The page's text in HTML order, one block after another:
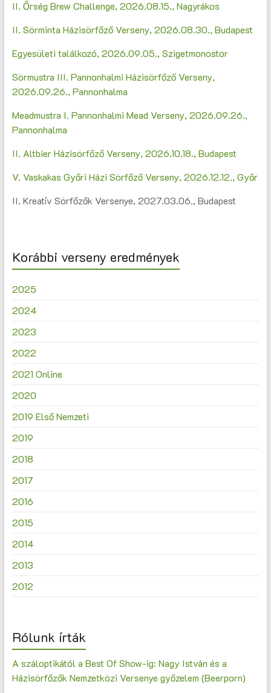
II. Őrség Brew Challenge, 2026.08.15., Nagyrákos
II. Sörminta Házisörfőző Verseny, 2026.08.30., Budapest
Egyesületi találkozó, 2026.09.05., Szigetmonostor
Sörmustra III. Pannonhalmi Házisörfőző Verseny,
2026.09.26., Pannonhalma
Meadmustra I. Pannonhalmi Mead Verseny, 2026.09.26.,
Pannonhalma
II. Altbier Házisörfőző Verseny, 2026.10.18., Budapest
V. Vaskakas Győri Házi Sörfőző Verseny, 2026.12.12., Győr
II. Kreatív Sörfőzők Versenye, 2027.03.06., Budapest
Korábbi verseny eredmények
2025
2024
2023
2022
2021 Online
2020
2019 Első Nemzeti
2019
2018
2017
2016
2015
2014
2013
2012
Rólunk írták
A száloptikától a Best Of Show-ig: Nagy István és a
Házisörfőzők Nemzetközi Versenye győzelem (Beerporn)